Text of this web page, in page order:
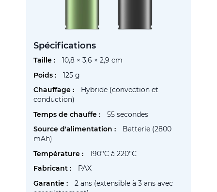
Spécifications
Plus
10,8 × 3,6 × 2,9 cm
125 g
Hybride (convection et
conduction)
55 secondes
Batterie (2800
mAh)
190°C à 220°C
PAX
2 ans (extensible à 3 ans avec